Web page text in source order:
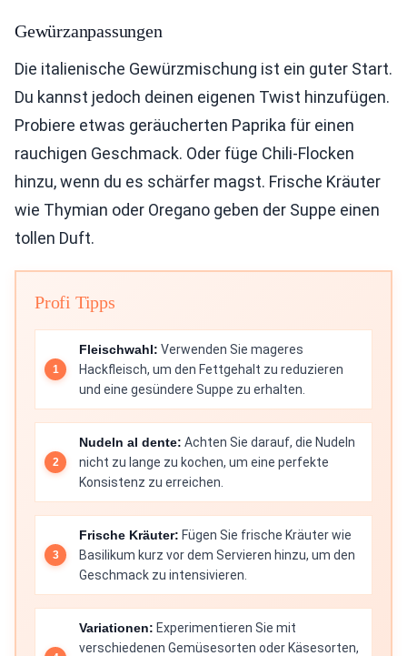
Gewürzanpassungen
Die italienische Gewürzmischung ist ein guter Start.
Du kannst jedoch deinen eigenen Twist hinzufügen.
Probiere etwas geräucherten Paprika für einen
rauchigen Geschmack. Oder füge Chili-Flocken
hinzu, wenn du es schärfer magst. Frische Kräuter
wie Thymian oder Oregano geben der Suppe einen
tollen Duft.
Profi Tipps
Fleischwahl: Verwenden Sie mageres
Hackfleisch, um den Fettgehalt zu reduzieren
und eine gesündere Suppe zu erhalten.
Nudeln al dente: Achten Sie darauf, die Nudeln
nicht zu lange zu kochen, um eine perfekte
Konsistenz zu erreichen.
Frische Kräuter: Fügen Sie frische Kräuter wie
Basilikum kurz vor dem Servieren hinzu, um den
Geschmack zu intensivieren.
Variationen: Experimentieren Sie mit
verschiedenen Gemüsesorten oder Käsesorten,